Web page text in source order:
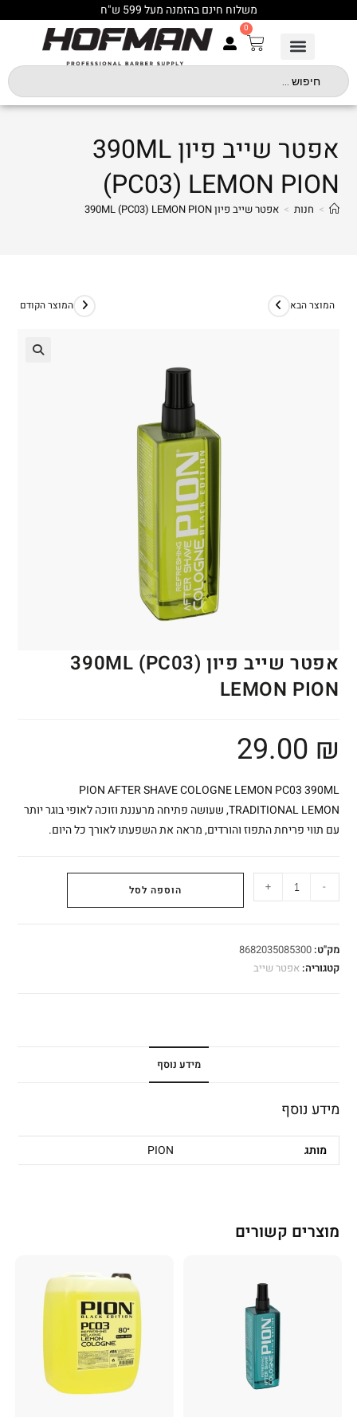
משלוח חינם בהזמנה מעל 599 ש"ח
0
אפטר שייב פיון 390ML
(PC03) LEMON PION
> חנות > אפטר שייב פיון 390ML (PC03) LEMON PION
המוצר הקודם המוצר הבא
אפטר שייב פיון 390ML (PC03)
LEMON PION
29.00 ₪
PION AFTER SHAVE COLOGNE LEMON PC03 390ML
TRADITIONAL LEMON, שעושה פתיחה מרעננת וזוכה לאופי בוגר יותר
עם תווי פריחת התפוז והורדים, מראה את השפעתו לאורך כל היום.
-
+ הוספה לסל
מק"ט:8682035085300
קטגוריה:אפטר שייב
מידע נוסף
מידע נוסף
מותג PION
מוצרים קשורים